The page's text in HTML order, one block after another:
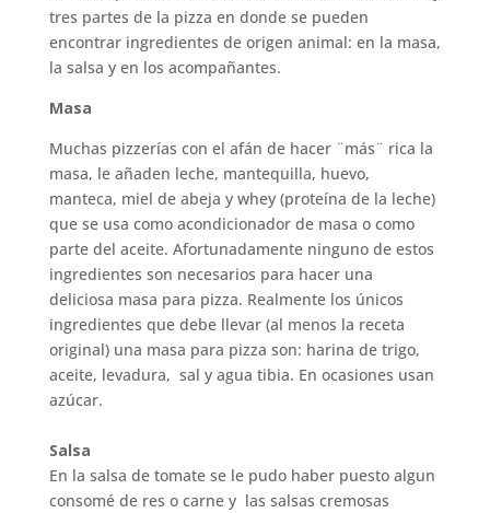
tres partes de la pizza en donde se pueden
encontrar ingredientes de origen animal: en la masa,
la salsa y en los acompañantes.
Masa
Muchas pizzerías con el afán de hacer ¨más¨ rica la
masa, le añaden leche, mantequilla, huevo,
manteca, miel de abeja y whey (proteína de la leche)
que se usa como acondicionador de masa o como
parte del aceite. Afortunadamente ninguno de estos
ingredientes son necesarios para hacer una
deliciosa masa para pizza. Realmente los únicos
ingredientes que debe llevar (al menos la receta
original) una masa para pizza son: harina de trigo,
aceite, levadura, sal y agua tibia. En ocasiones usan
azúcar.
Salsa
En la salsa de tomate se le pudo haber puesto algun
consomé de res o carne y las salsas cremosas